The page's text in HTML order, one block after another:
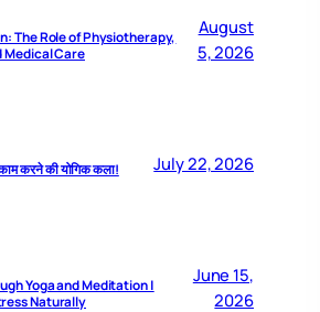
The Role of Physiotherapy,
Medical Care
August
5, 2026
करने की योगिक कला! July 22, 2026
Yoga and Meditation |
Naturally
June 15,
2026